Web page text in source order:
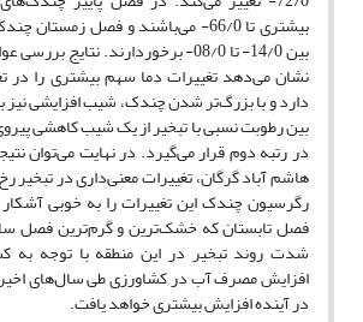
بیشتری تا 66/0- می‌باشند و فصل
بین 14/0- تا 08/0- برخوردارند. نتایج
نشان می‌دهد تغییرات دما سهم بیشتری را در
دارد و با بزرگ‌تر شدن چندک، شیب افزایشی
بین رطوبت نسبی با تبخیر از یک شیب کاهشی
در رتبه دوم قرار می‌گیرد. در نهایت می‌توان
هاشم آباد گرگان، تغییرات معنی‌داری در
رگرسیون چندک این تغییرات را به خوبی
فصل تابستان که خشک‌ترین و گرم‌ترین فصل
شدت روند تبخیر در این منطقه با توجه به
افزایش مصرف آب در کشاورزی طی سال‌های اخیر
در آینده افزایش بیشتری خواهد یافت.